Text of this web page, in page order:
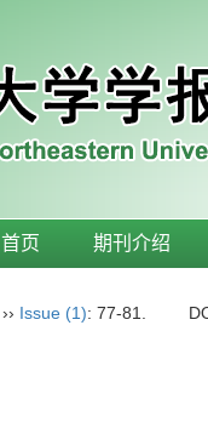
首页 期刊介绍
›› Issue (1): 77-81.